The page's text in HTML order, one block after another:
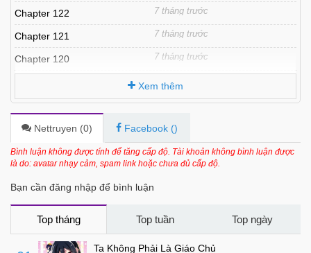
Chapter 122 7 tháng trước
Chapter 121 7 tháng trước
Chapter 120 7 tháng trước
Chapter 118 7 tháng trước
Chapter 117 7 tháng trước
Chapter 116 7 tháng trước
7 tháng trước
Chapter 114
Chapter 113 7 tháng trước
Chapter 112
Xem thêm
Nettruyen (0) Facebook ()
Bình luận không được tính để tăng cấp độ. Tài khoản không bình luận được
là do: avatar nhạy cảm, spam link hoặc chưa đủ cấp độ.
Bạn cần đăng nhập để bình luận
Top tháng Top tuần Top ngày
Ta Không Phải Là Giáo Chủ